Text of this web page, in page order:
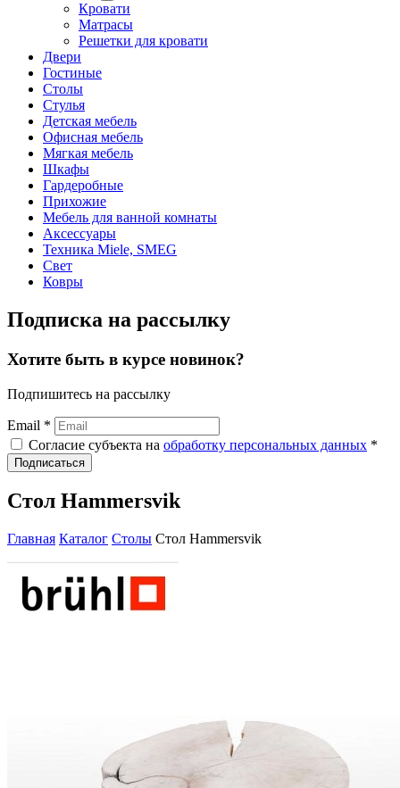
Кровати
Матрасы
Решетки для кровати
Двери
Гостиные
Столы
Стулья
Детская мебель
Офисная мебель
Мягкая мебель
Шкафы
Гардеробные
Прихожие
Мебель для ванной комнаты
Аксессуары
Техника Miele, SMEG
Свет
Ковры
Подписка на рассылку
Хотите быть в курсе новинок?
Подпишитесь на рассылку
Email *
Согласие субъекта на обработку персональных данных *
Подписаться
Стол Hammersvik
Главная Каталог Столы Стол Hammersvik